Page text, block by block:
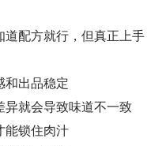
配方就行，但真正上手
出品稳定
就会导致味道不一致
锁住肉汁